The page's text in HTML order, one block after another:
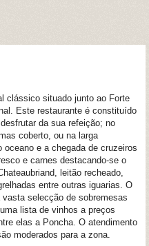
clássico situado junto ao Forte
Este restaurante é constituído
da sua refeição; no
coberto, ou na larga
e a chegada de cruzeiros
e carnes destacando-se o
leitão recheado,
entre outras iguarias. O
selecção de sobremesas
lista de vinhos a preços
elas a Poncha. O atendimento
moderados para a zona.